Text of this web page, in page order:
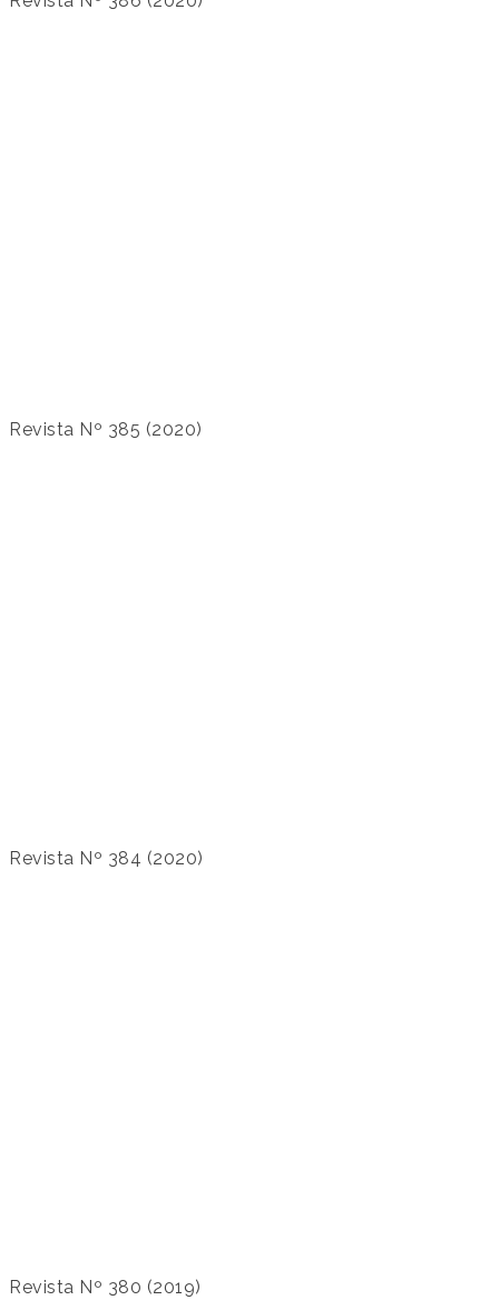
Revista Nº 385 (2020)
Revista Nº 384 (2020)
Revista Nº 380 (2019)